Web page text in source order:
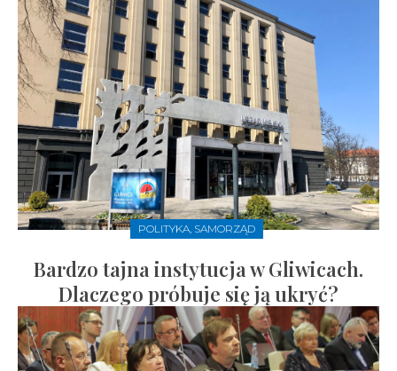
POLITYKA, SAMORZĄD
Bardzo tajna instytucja w Gliwicach.
Dlaczego próbuje się ją ukryć?